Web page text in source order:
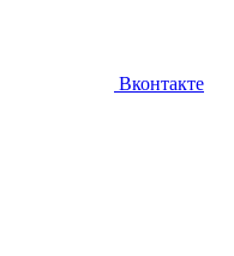
Вконтакте